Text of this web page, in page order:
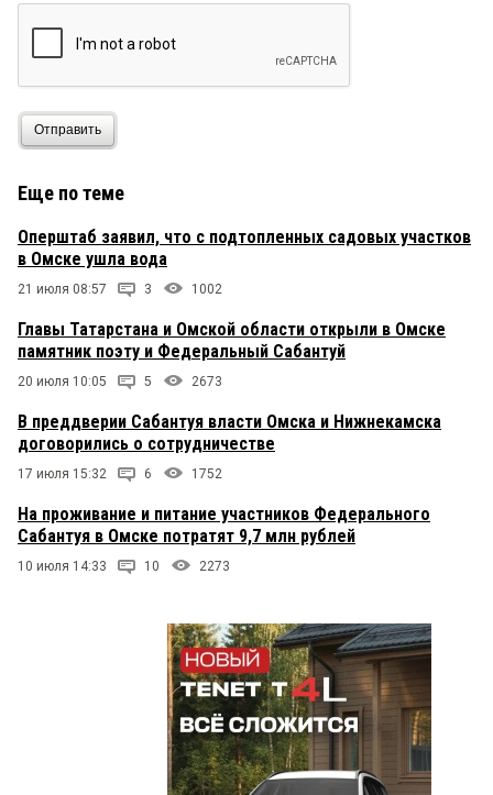
народов, прежде всего татар и башкир, который
знаменует завершение весенних полевых работ.
означает «праздник плуга».
Пир во время чумы.
дервиш 5 июня 2026 в 17:37:
местная власть, с таким же бы размахом,
проводила казачий праздник Николы-вешнего, в
исторической столице Сибирского Казачьего
войска, было бы вообще счастье и именины
Отправить
Еще по теме
Оперштаб заявил, что с подтопленных садовых участков
в Омске ушла вода
21 июля 08:57 3 1002
Главы Татарстана и Омской области открыли в Омске
памятник поэту и Федеральный Сабантуй
20 июля 10:05 5 2673
В преддверии Сабантуя власти Омска и Нижнекамска
договорились о сотрудничестве
17 июля 15:32 6 1752
На проживание и питание участников Федерального
Сабантуя в Омске потратят 9,7 млн рублей
10 июля 14:33 10 2273